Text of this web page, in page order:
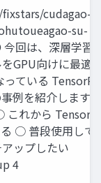
cudagao-
su-
回は、深層学習
GPU向けに最適
っている TensorRT
例を紹介します
これから
○ 普段使用して
ップしたい
4